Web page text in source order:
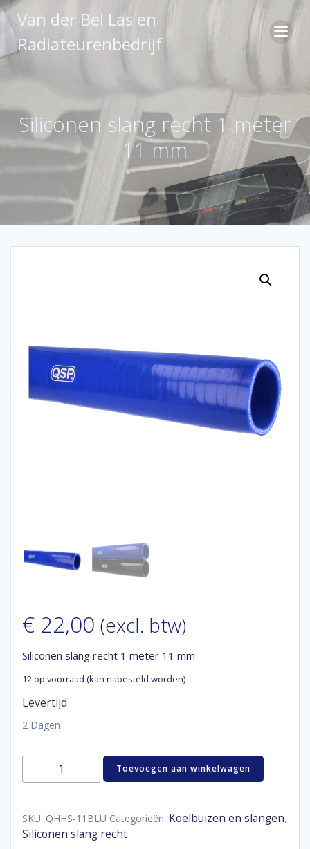
Ga
naar
inhoud
Van der Bel Las en
Radiateurenbedrijf
Siliconen slang recht 1 meter
11 mm
€ 22,00 (excl. btw)
Siliconen slang recht 1 meter 11 mm
12 op voorraad (kan nabesteld worden)
Levertijd
2 Dagen
Siliconen
meter
11
Toevoegen aan winkelwagen
SKU: QHHS-11BLU Categorieën: Koelbuizen en slangen,
Siliconen slang recht